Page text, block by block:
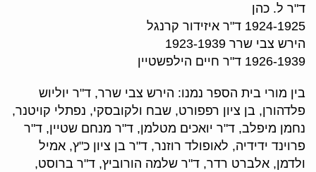
ד"ר ל. כהן
1924-1925 ד"ר איזידור קרנגל
הירש צבי שרר 1923-1939
1926-1939 ד"ר חיים הילפשטיין
בין מורי בית הספר נמנו: הירש צבי שרר, ד"ר יוליוש
פלדהורן, בן ציון רפפורט, שבח ולקובסקי, נפתלי קויטנר,
נחמן מיפלב, ד"ר יואכים מטלמן, ד"ר מנחם שטיין, ד"ר
פרוינד ידידיה, לאופולד רוזנר, ד"ר בן ציון כ"ץ, אמיל
ולדמן, אלברט רדר, ד"ר שלמה הורוביץ, ד"ר ברוסט,